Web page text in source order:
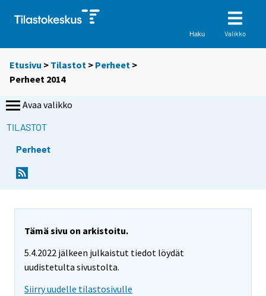
Haku Valikko
Etusivu > Tilastot > Perheet >
Perheet 2014
Avaa valikko
TILASTOT
Perheet
Tämä sivu on arkistoitu.
5.4.2022 jälkeen julkaistut tiedot löydät
uudistetulta sivustolta.
Siirry uudelle tilastosivulle